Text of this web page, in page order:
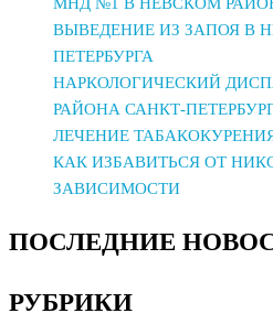
МНД №1 В НЕВСКОМ
ВЫВЕДЕНИЕ ИЗ ЗАПОЯ В
ПЕТЕРБУРГА
НАРКОЛОГИЧЕСКИЙ
РАЙОНА САНКТ-
ЛЕЧЕНИЕ
КАК ИЗБАВИТЬСЯ ОТ
ЗАВИСИМОСТИ
ПОСЛЕДНИЕ
РУБРИКИ